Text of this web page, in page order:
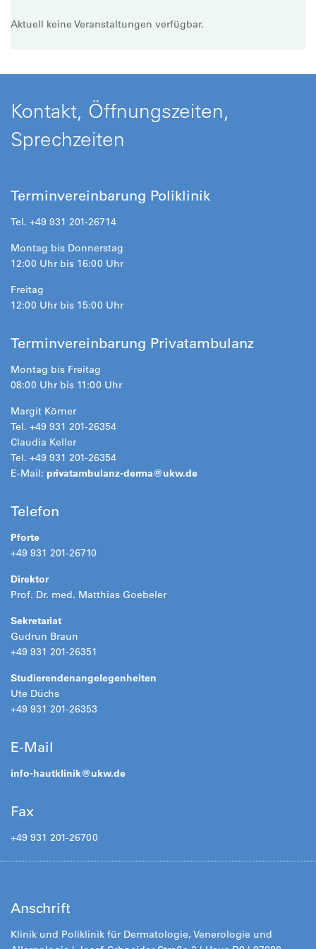
Aktuell keine Veranstaltungen verfügbar.
Kontakt, Öffnungszeiten,
Sprechzeiten
Terminvereinbarung Poliklinik
Tel. +49 931 201-26714
Montag bis Donnerstag
12:00 Uhr bis 16:00 Uhr
Freitag
12:00 Uhr bis 15:00 Uhr
Terminvereinbarung Privatambulanz
Montag bis Freitag
08:00 Uhr bis 11:00 Uhr
Margit Körner
Tel. +49 931 201-26354
Claudia Keller
Tel. +49 931 201-26354
E-Mail: privatambulanz-derma@ukw.de
Telefon
Pforte
+49 931 201-26710
Direktor
Prof. Dr. med. Matthias Goebeler
Sekretariat
Gudrun Braun
+49 931 201-26351
Studierendenangelegenheiten
Ute Düchs
+49 931 201-26353
E-Mail
info-hautklinik@ukw.de
Fax
+49 931 201-26700
Anschrift
Klinik und Poliklinik für Dermatologie, Venerologie und